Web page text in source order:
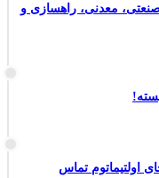
معدنی، راهسازی و
اولتیماتوم تماس